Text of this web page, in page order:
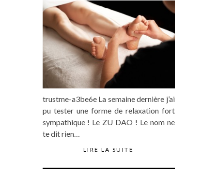
trustme-a3be6e La semaine dernière j’ai
pu tester une forme de relaxation fort
sympathique ! Le ZU DAO ! Le nom ne
te dit rien…
LIRE LA SUITE